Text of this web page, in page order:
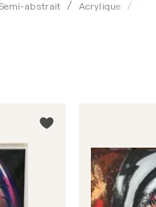
Semi-abstrait Acrylique